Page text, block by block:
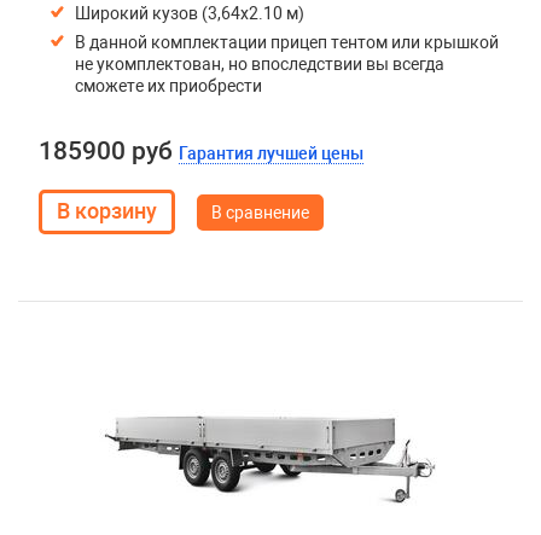
Широкий кузов (3,64х2.10 м)
В данной комплектации прицеп тентом или крышкой
не укомплектован, но впоследствии вы всегда
сможете их приобрести
185900 руб Гарантия лучшей цены
В сравнение